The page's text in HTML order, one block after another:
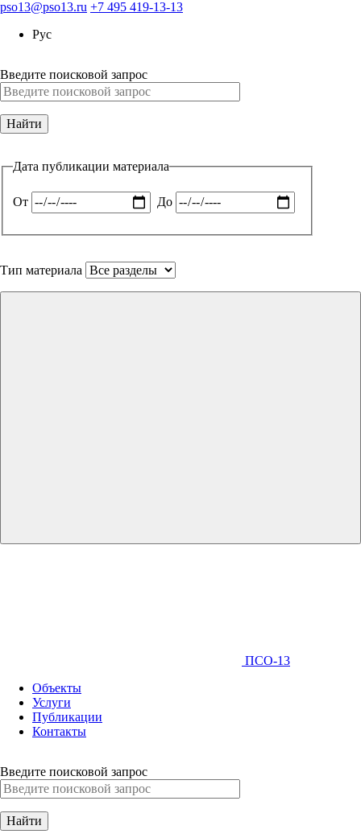
pso13@pso13.ru +7 495 419-13-13
Рус
Введите поисковой запрос
Дата публикации материала
От До
Тип материала
ПСО-13
Объекты
Услуги
Публикации
Контакты
Введите поисковой запрос